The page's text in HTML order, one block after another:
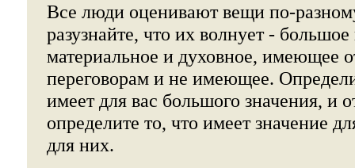
Все люди оценивают вещи по-
разузнайте, что их волнует -
материальное и духовное, имеющее
переговорам и не имеющее.
имеет для вас большого значения, и
определите то, что имеет значение
для них.